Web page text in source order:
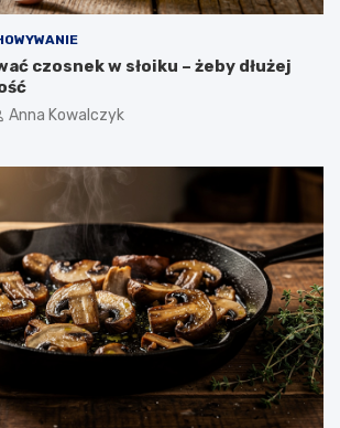
czosnek w słoiku – żeby dłużej
Anna Kowalczyk